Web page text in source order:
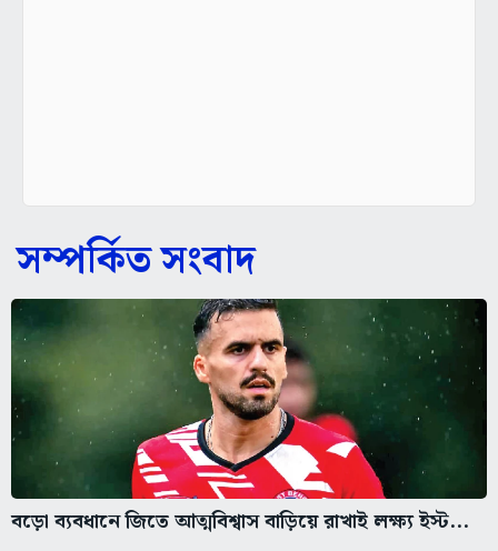
সম্পর্কিত সংবাদ
বড়ো ব্যবধানে জিতে আত্মবিশ্বাস বাড়িয়ে রাখাই লক্ষ্য ইস্ট...